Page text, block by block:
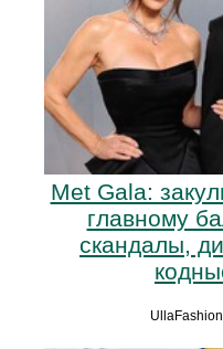
Met Gala:
главному
скандалы,